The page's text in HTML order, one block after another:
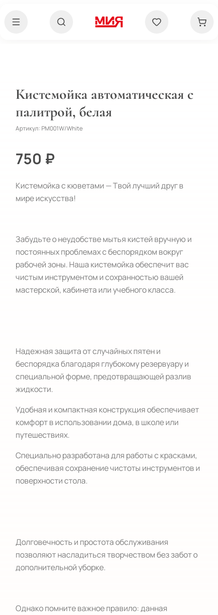
Кистемойка автоматическая с
палитрой, белая
Артикул: PM001W/White
750 ₽
Кистемойка с кюветами — Твой лучший друг в
мире искусства!
Забудьте о неудобстве мытья кистей вручную и
постоянных проблемах с беспорядком вокруг
рабочей зоны. Наша кистемойка обеспечит вас
чистым инструментом и сохранностью вашей
мастерской, кабинета или учебного класса.
Надежная защита от случайных пятен и
беспорядка благодаря глубокому резервуару и
специальной форме, предотвращающей разлив
жидкости.
Удобная и компактная конструкция обеспечивает
комфорт в использовании дома, в школе или
путешествиях.
Специально разработана для работы с красками,
обеспечивая сохранение чистоты инструментов и
поверхности стола.
Долговечность и простота обслуживания
позволяют насладиться творчеством без забот о
дополнительной уборке.
Однако помните важное правило: данная